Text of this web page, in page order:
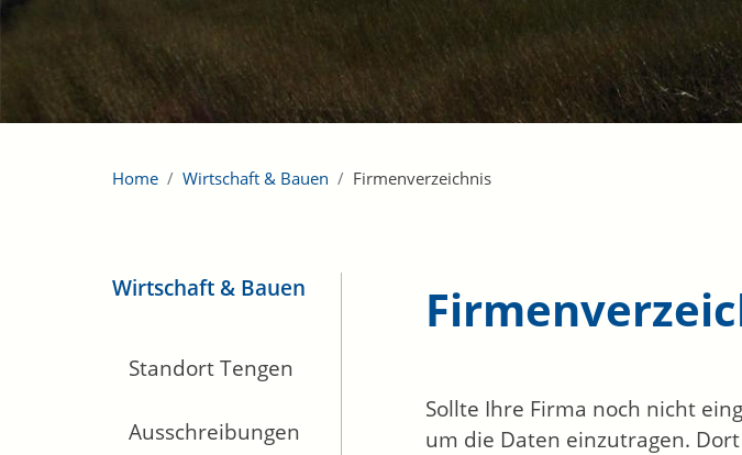
Home Wirtschaft & Bauen Firmenverzeichnis
Wirtschaft & Bauen
Standort Tengen
Ausschreibungen
Sollte Ihre Firma noch nicht
um die Daten einzutragen.